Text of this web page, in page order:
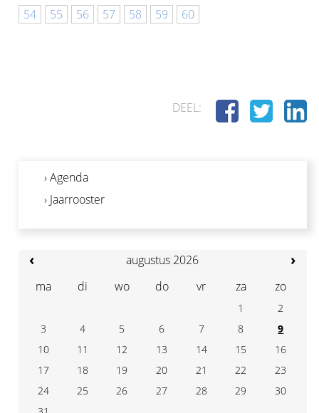
54
55 56 57 58 59 60
DEEL:
› Agenda
› Jaarrooster
‹ ›
augustus 2026
ma
di wo do vr za zo
1
2
3
4 5 6 7 8
9
10
11 12 13 14 15
16
17
18 19 20 21 22
23
24
25 26 27 28 29
30